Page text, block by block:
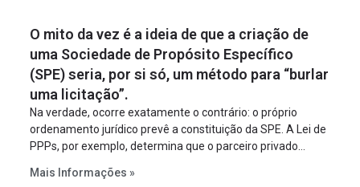
O mito da vez é a ideia de que a criação de
uma Sociedade de Propósito Específico
(SPE) seria, por si só, um método para “burlar
uma licitação”.
Na verdade, ocorre exatamente o contrário: o próprio
ordenamento jurídico prevê a constituição da SPE. A Lei de
PPPs, por exemplo, determina que o parceiro privado
empreendimento. Ou seja, a suposta “fraude à licitação” é
Mais Informações »